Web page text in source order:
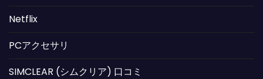
Netflix
PCアクセサリ
SIMCLEAR (シムクリア) 口コミ